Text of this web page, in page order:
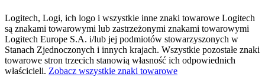
Logitech, Logi, ich logo i wszystkie inne znaki towarowe Logitech
są znakami towarowymi lub zastrzeżonymi znakami towarowymi
Logitech Europe S.A. i/lub jej podmiotów stowarzyszonych w
Stanach Zjednoczonych i innych krajach. Wszystkie pozostałe znaki
towarowe stron trzecich stanowią własność ich odpowiednich
właścicieli. Zobacz wszystkie znaki towarowe